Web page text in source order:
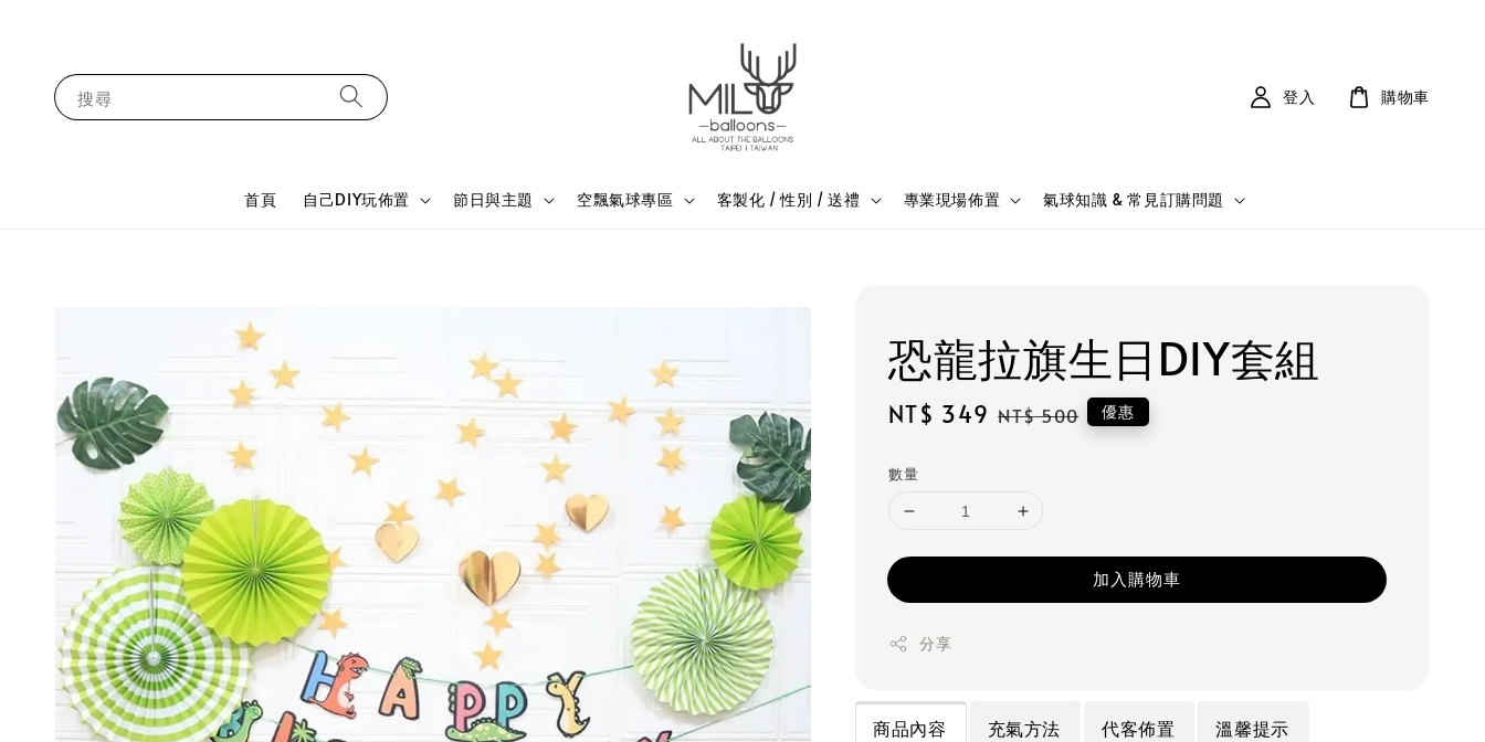
搜尋
首頁 自己DIY玩佈置 節日與主題 空飄氣球專區 客製化 / 性別 / 送禮 專業現場佈置 氣球知識 & 常見訂購問題
登入 購物車
恐龍拉旗生日DIY套組
Sale
NT$ 349 Regular
NT$ 500 優惠
數量
加入購物車
分享
商品內容 充氣方法 代客佈置 溫馨提示